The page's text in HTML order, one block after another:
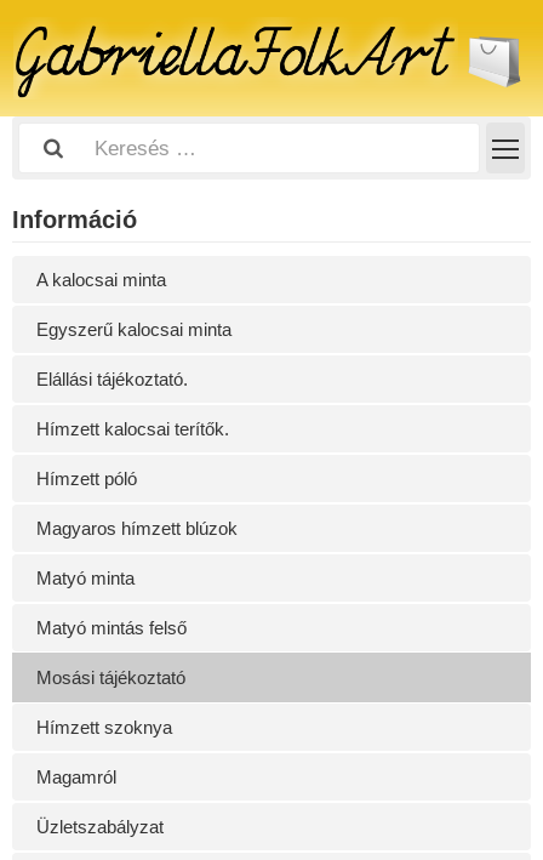
Információ
A kalocsai minta
Egyszerű kalocsai minta
Elállási tájékoztató.
Hímzett kalocsai terítők.
Hímzett póló
Magyaros hímzett blúzok
Matyó minta
Matyó mintás felső
Mosási tájékoztató
Hímzett szoknya
Magamról
Üzletszabályzat